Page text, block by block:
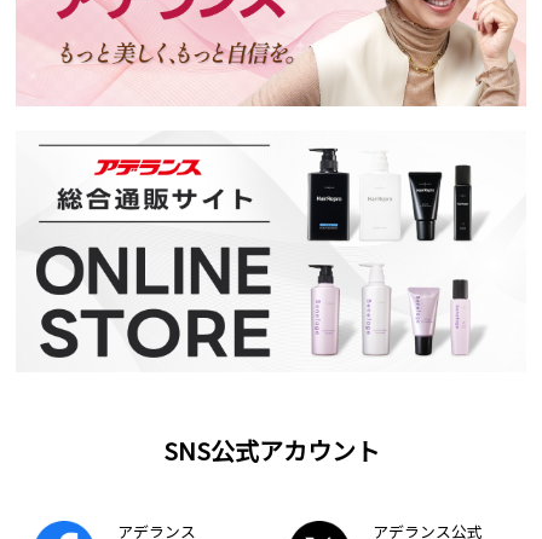
SNS公式アカウント
アデランス
アデランス公式